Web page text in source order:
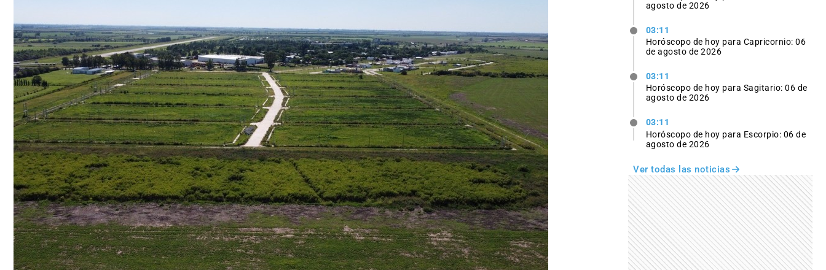
agosto de 2026
03:11
Horóscopo de hoy para Capricornio: 06
de agosto de 2026
03:11
Horóscopo de hoy para Sagitario: 06 de
agosto de 2026
03:11
Horóscopo de hoy para Escorpio: 06 de
agosto de 2026
Ver todas las noticias